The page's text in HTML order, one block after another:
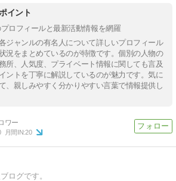
イント
ロフィールと最新活動情報を網羅
ジャンルの有名人について詳しいプロフィール
況をまとめているのが特徴です。個別の人物の
所、人気度、プライベート情報に関しても言及
ントを丁寧に解説しているのが魅力です。気に
、親しみやすく分かりやすい言葉で情報提供し
月間IN:20
ログです。